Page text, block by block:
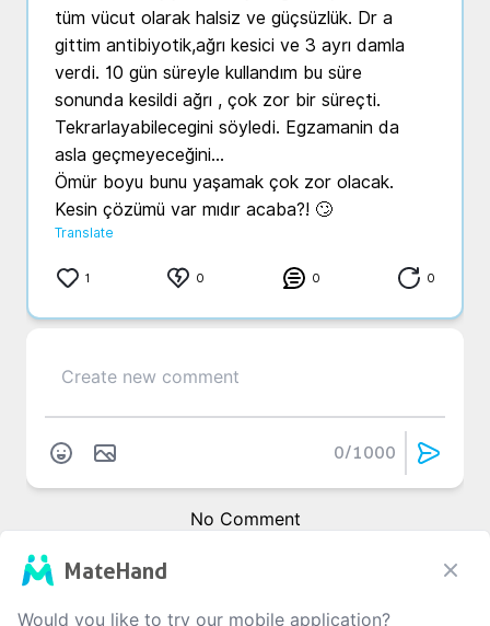
tüm vücut olarak halsiz ve güçsüzlük. Dr a
gittim antibiyotik,ağrı kesici ve 3 ayrı damla
verdi. 10 gün süreyle kullandım bu süre
sonunda kesildi ağrı , çok zor bir süreçti.
Tekrarlayabilecegini söyledi. Egzamanin da
asla geçmeyeceğini...
Ömür boyu bunu yaşamak çok zor olacak.
Kesin çözümü var mıdır acaba?! 🙄
Translate
1 0 0 0
0/1000
No Comment
MateHand
Would you like to try our mobile application?